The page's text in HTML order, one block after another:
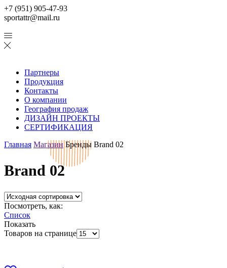
+7 (951) 905-47-93
sportattr@mail.ru
Партнеры
Продукция
Контакты
О компании
География продаж
ДИЗАЙН ПРОЕКТЫ
СЕРТИФИКАЦИЯ
Главная Магазин Бренды Brand 02
Brand 02
Посмотреть, как:
Список
Показать
Товаров на странице